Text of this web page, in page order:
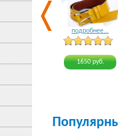
подробнее...
1650 руб.